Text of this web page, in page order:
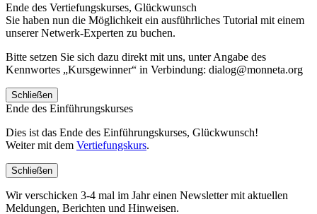
Ende des Vertiefungskurses, Glückwunsch
Sie haben nun die Möglichkeit ein ausführliches Tutorial mit einem
unserer Netwerk-Experten zu buchen.
Bitte setzen Sie sich dazu direkt mit uns, unter Angabe des
Kennwortes „Kursgewinner“ in Verbindung: dialog@monneta.org
Schließen
Ende des Einführungskurses
Dies ist das Ende des Einführungskurses, Glückwunsch!
Weiter mit dem Vertiefungskurs.
Schließen
Wir verschicken 3-4 mal im Jahr einen Newsletter mit aktuellen
Meldungen, Berichten und Hinweisen.